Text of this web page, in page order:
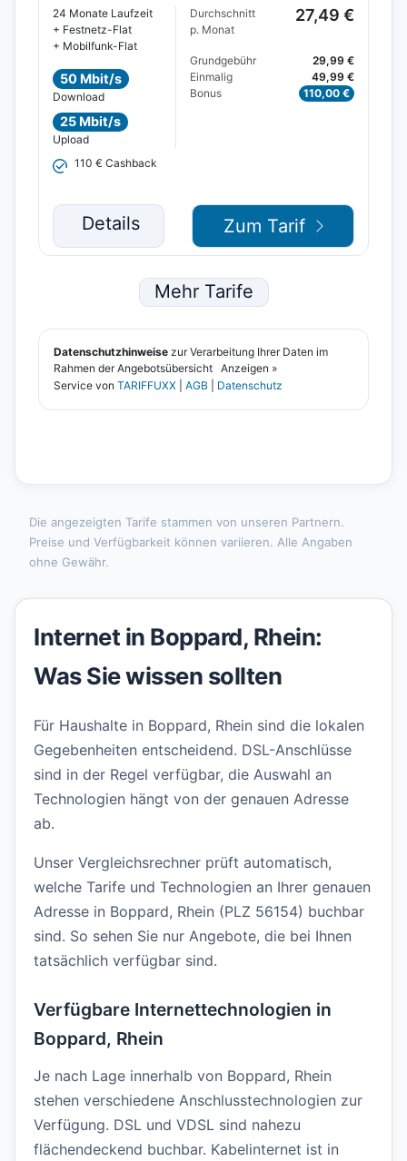
Die angezeigten Tarife stammen von unseren Partnern.
Preise und Verfügbarkeit können variieren. Alle Angaben
ohne Gewähr.
Internet in Boppard, Rhein:
Was Sie wissen sollten
Für Haushalte in Boppard, Rhein sind die lokalen
Gegebenheiten entscheidend. DSL-Anschlüsse
sind in der Regel verfügbar, die Auswahl an
Technologien hängt von der genauen Adresse
ab.
Unser Vergleichsrechner prüft automatisch,
welche Tarife und Technologien an Ihrer genauen
Adresse in Boppard, Rhein (PLZ 56154) buchbar
sind. So sehen Sie nur Angebote, die bei Ihnen
tatsächlich verfügbar sind.
Verfügbare Internettechnologien in
Boppard, Rhein
Je nach Lage innerhalb von Boppard, Rhein
stehen verschiedene Anschlusstechnologien zur
Verfügung. DSL und VDSL sind nahezu
flächendeckend buchbar. Kabelinternet ist in